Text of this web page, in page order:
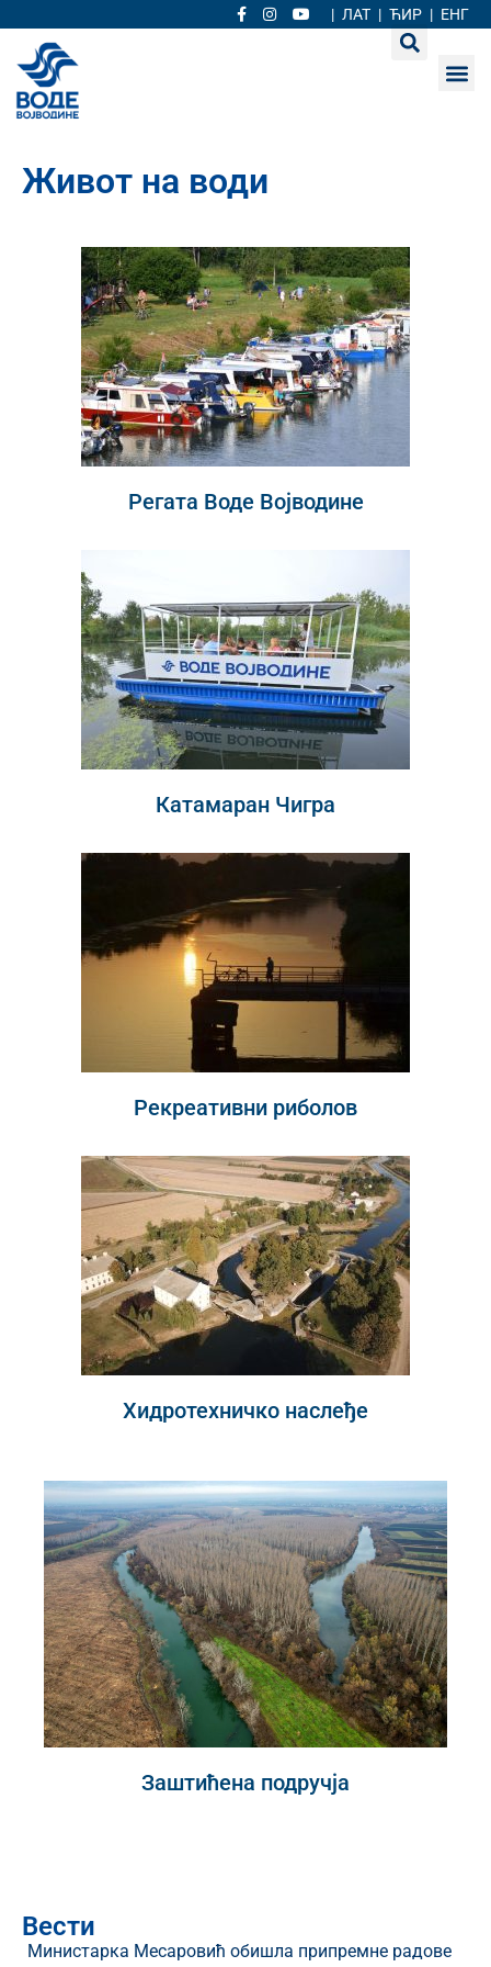
| ЛАТ | ЋИР | ЕНГ
Живот на води
Регата Воде Војводине
Катамаран Чигра
Рекреативни риболов
Хидротехничко наслеђе
Заштићена подручја
Вести
Министарка Месаровић обишла припремне радове